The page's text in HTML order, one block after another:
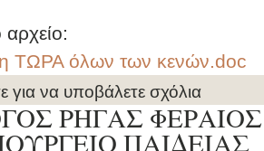
ΤΩΡΑ όλων των κενών.doc
για να υποβάλετε σχόλια
ΡΗΓΑΣ
ΠΑΙΔΕΙΑΣ